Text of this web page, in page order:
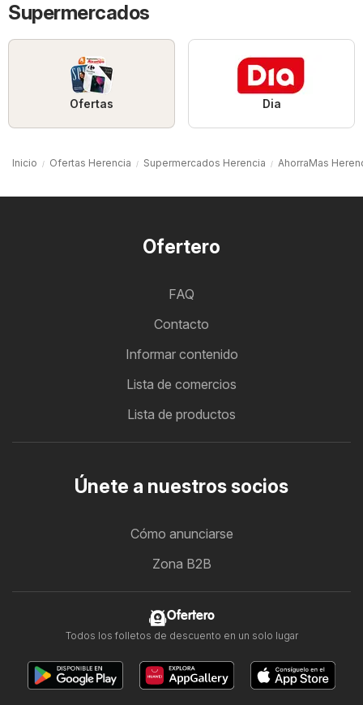
Supermercados
Ofertas Dia
Inicio Ofertas Herencia Supermercados Herencia AhorraMas
Ofertero
FAQ
Contacto
Informar contenido
Lista de comercios
Lista de productos
Únete a nuestros socios
Cómo anunciarse
Zona B2B
Ofertero
Todos los folletos de descuento en un solo lugar